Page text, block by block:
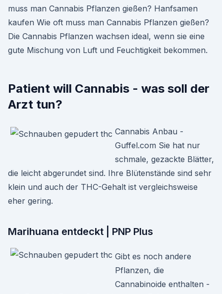
muss man Cannabis Pflanzen gießen? Hanfsamen
kaufen Wie oft muss man Cannabis Pflanzen gießen?
Die Cannabis Pflanzen wachsen ideal, wenn sie eine
gute Mischung von Luft und Feuchtigkeit bekommen.
Patient will Cannabis - was soll der
Arzt tun?
Cannabis Anbau -
Guffel.com Sie hat nur
schmale, gezackte Blätter,
die leicht abgerundet sind. Ihre Blütenstände sind sehr
klein und auch der THC-Gehalt ist vergleichsweise
eher gering.
Marihuana entdeckt | PNP Plus
Gibt es noch andere
Pflanzen, die
Cannabinoide enthalten -